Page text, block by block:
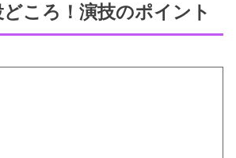
ころ！演技のポイント